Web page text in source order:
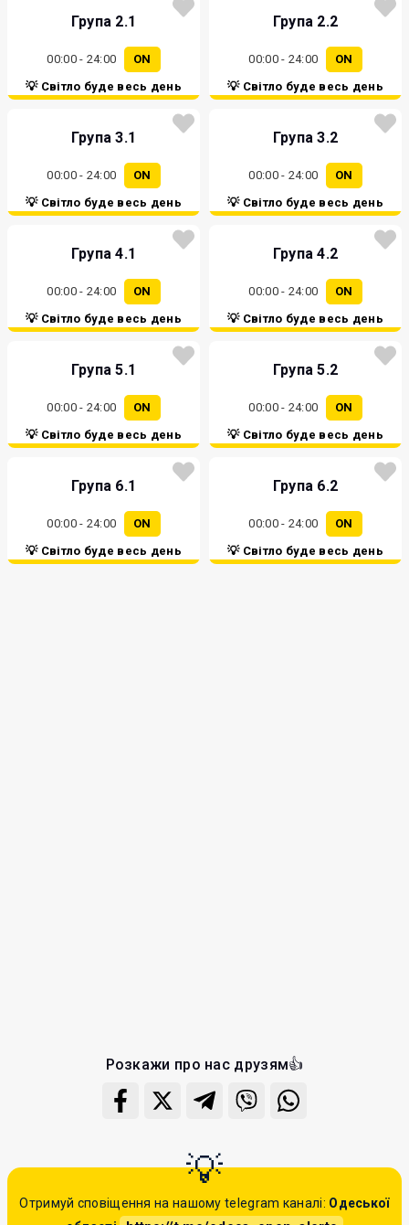
Група 2.1
00:00 - 24:00
ON
💡 Світло буде весь день
Група 2.2
00:00 - 24:00
ON
💡 Світло буде весь день
Група 3.1
00:00 - 24:00
ON
💡 Світло буде весь день
Група 3.2
00:00 - 24:00
ON
💡 Світло буде весь день
Група 4.1
00:00 - 24:00
ON
💡 Світло буде весь день
Група 4.2
00:00 - 24:00
ON
💡 Світло буде весь день
Група 5.1
00:00 - 24:00
ON
💡 Світло буде весь день
Група 5.2
00:00 - 24:00
ON
💡 Світло буде весь день
Група 6.1
00:00 - 24:00
ON
💡 Світло буде весь день
Група 6.2
00:00 - 24:00
ON
💡 Світло буде весь день
Розкажи про нас друзям👍
Отримуй сповіщення на нашому telegram каналі: Одеської